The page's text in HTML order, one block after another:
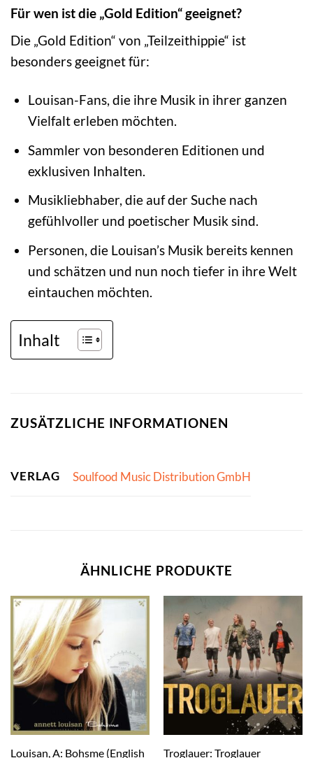
Für wen ist die „Gold Edition“ geeignet?
Die „Gold Edition“ von „Teilzeithippie“ ist
besonders geeignet für:
Louisan-Fans, die ihre Musik in ihrer ganzen
Vielfalt erleben möchten.
Sammler von besonderen Editionen und
exklusiven Inhalten.
Musikliebhaber, die auf der Suche nach
gefühlvoller und poetischer Musik sind.
Personen, die Louisan’s Musik bereits kennen
und schätzen und nun noch tiefer in ihre Welt
eintauchen möchten.
Inhalt
ZUSÄTZLICHE INFORMATIONEN
VERLAG Soulfood Music Distribution GmbH
ÄHNLICHE PRODUKTE
Louisan, A: Bohsme (English Troglauer: Troglauer